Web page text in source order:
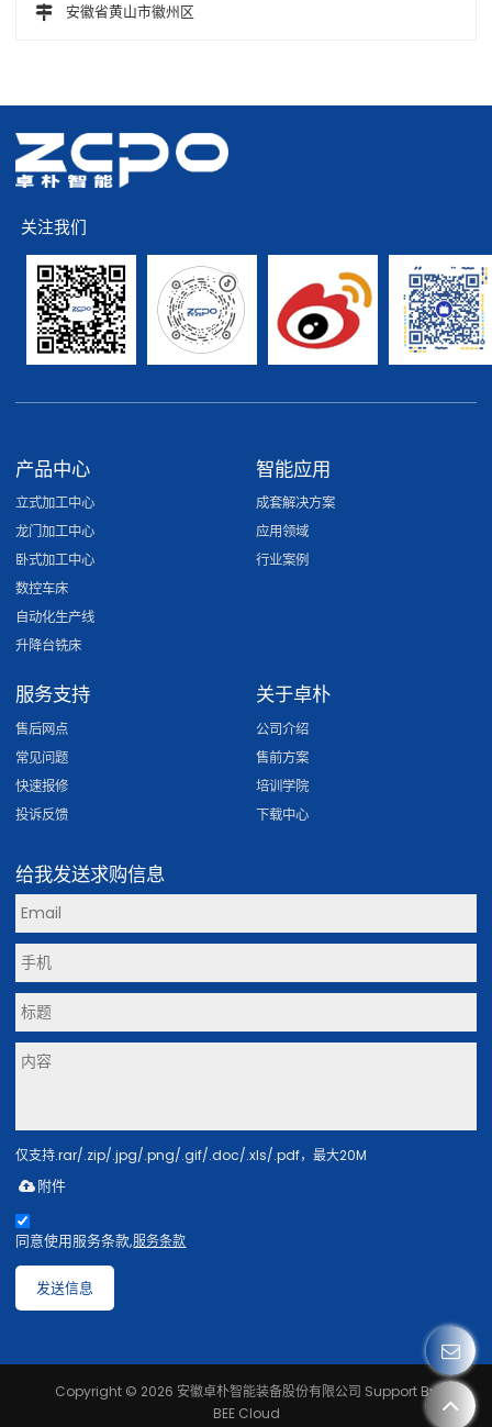
安徽省黄山市徽州区
关注我们
产品中心
立式加工中心
龙门加工中心
卧式加工中心
数控车床
自动化生产线
升降台铣床
智能应用
成套解决方案
应用领域
行业案例
服务支持
售后网点
常见问题
快速报修
投诉反馈
关于卓朴
公司介绍
售前方案
培训学院
下载中心
给我发送求购信息
仅支持.rar/.zip/.jpg/.png/.gif/.doc/.xls/.pdf，最大20M
附件
同意使用服务条款,服务条款
发送信息
Copyright © 2026 安徽卓朴智能装备股份有限公司 Support By
BEE Cloud